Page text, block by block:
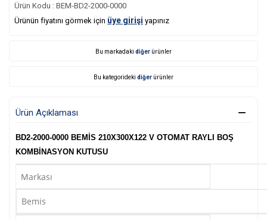
Ürün Kodu : BEM-BD2-2000-0000
Ürünün fiyatını görmek için üye girişi yapınız
Bu markadaki diğer ürünler
Bu kategorideki diğer ürünler
Ürün Açıklaması
BD2-2000-0000 BEMİS 210X300X122 V OTOMAT RAYLI BOŞ
KOMBİNASYON KUTUSU
Markası
Bemis